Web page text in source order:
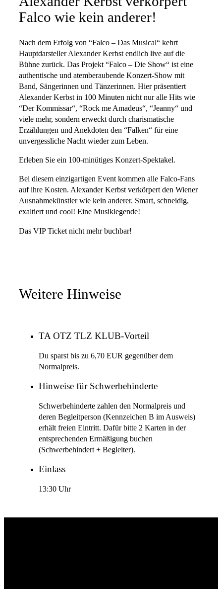
Falco wie kein anderer!
Nach dem Erfolg von “Falco – Das Musical“ kehrt
Hauptdarsteller Alexander Kerbst endlich live auf die
Bühne zurück. Das Projekt “Falco – Die Show“ ist eine
authentische und atemberaubende Konzert-Show mit
Band, Sängerinnen und Tänzerinnen. Hier präsentiert
Alexander Kerbst in 100 Minuten nicht nur alle Hits wie
“Der Kommissar“, “Rock me Amadeus“, “Jeanny“ und
viele mehr, sondern erweckt durch charismatische
Erzählungen und Anekdoten den “Falken“ für eine
unvergessliche Nacht wieder zum Leben.
Erleben Sie ein 100-minütiges Konzert-Spektakel.
Bei diesem einzigartigen Event kommen alle Falco-Fans
auf ihre Kosten. Alexander Kerbst verkörpert den Wiener
Ausnahmekünstler wie kein anderer. Smart, schneidig,
exaltiert und cool! Eine Musiklegende!
Das VIP Ticket nicht mehr buchbar!
Weitere Hinweise
TA OTZ TLZ KLUB-Vorteil
Du sparst bis zu 6,70 EUR gegenüber dem
Normalpreis.
Hinweise für Schwerbehinderte
Schwerbehinderte zahlen den Normalpreis und
deren Begleitperson (Kennzeichen B im Ausweis)
erhält freien Eintritt. Dafür bitte 2 Karten in der
entsprechenden Ermäßigung buchen
(Schwerbehindert + Begleiter).
Einlass
13:30 Uhr